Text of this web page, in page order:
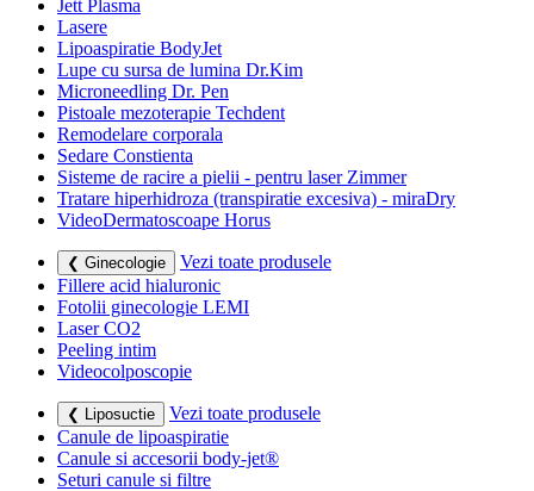
Jett Plasma
Lasere
Lipoaspiratie BodyJet
Lupe cu sursa de lumina Dr.Kim
Microneedling Dr. Pen
Pistoale mezoterapie Techdent
Remodelare corporala
Sedare Constienta
Sisteme de racire a pielii - pentru laser Zimmer
Tratare hiperhidroza (transpiratie excesiva) - miraDry
VideoDermatoscoape Horus
❮ Ginecologie
Vezi toate produsele
Fillere acid hialuronic
Fotolii ginecologie LEMI
Laser CO2
Peeling intim
Videocolposcopie
❮ Liposuctie
Vezi toate produsele
Canule de lipoaspiratie
Canule si accesorii body-jet®
Seturi canule si filtre